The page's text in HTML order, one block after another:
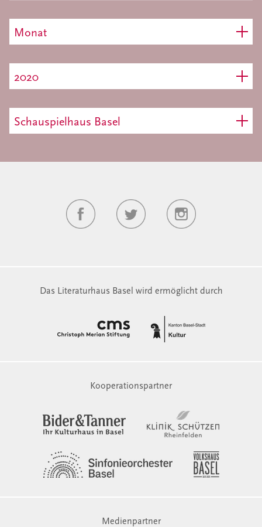
Monat
2020
Schauspielhaus Basel
Das Literaturhaus Basel wird ermöglicht durch
Kooperationspartner
Medienpartner